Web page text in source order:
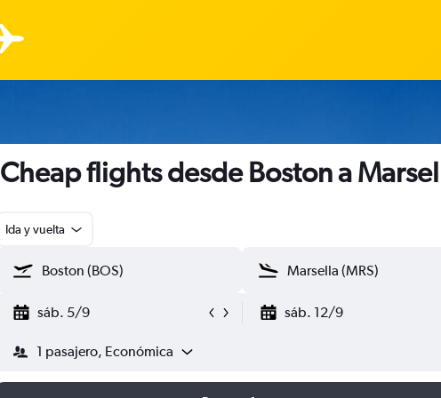
Cheap flights desde Boston a
Ida y vuelta
sáb. 5/9 sáb. 12/9
1 pasajero, Económica